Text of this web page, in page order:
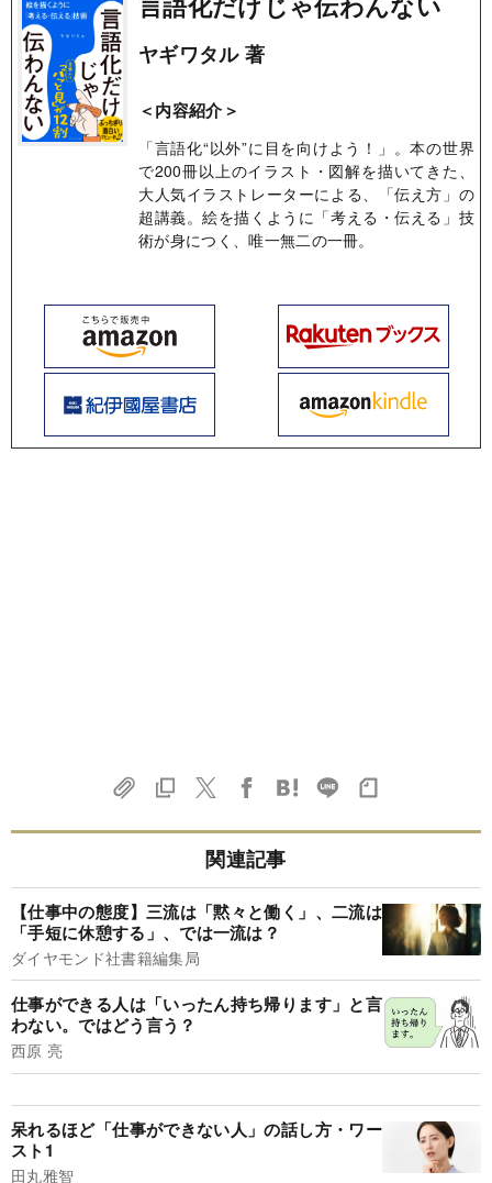
ヤギワタル 著
＜内容紹介＞
「言語化“以外”に目を向けよう！」。本の世界
で200冊以上のイラスト・図解を描いてきた、
大人気イラストレーターによる、「伝え方」の
超講義。絵を描くように「考える・伝える」技
術が身につく、唯一無二の一冊。
関連記事
【仕事中の態度】三流は「黙々と働く」、二流は
「手短に休憩する」、では一流は？
ダイヤモンド社書籍編集局
仕事ができる人は「いったん持ち帰ります」と言
わない。ではどう言う？
西原 亮
呆れるほど「仕事ができない人」の話し方・ワー
スト1
田丸雅智